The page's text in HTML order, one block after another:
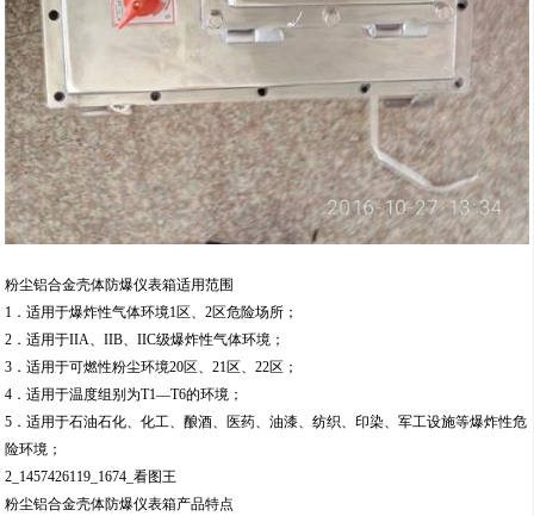
粉尘铝合金壳体防爆仪表箱适用范围
1．适用于爆炸性气体环境1区、2区危险场所；
2．适用于IIA、IIB、IIC级爆炸性气体环境；
3．适用于可燃性粉尘环境20区、21区、22区；
4．适用于温度组别为T1—T6的环境；
5．适用于石油石化、化工、酿酒、医药、油漆、纺织、印染、军工设施等爆炸性危
险环境；
2_1457426119_1674_看图王
粉尘铝合金壳体防爆仪表箱产品特点